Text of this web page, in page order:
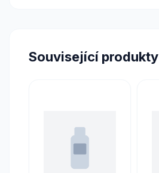
Související produkty